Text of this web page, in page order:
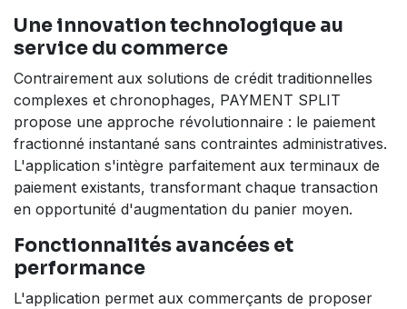
Une innovation technologique au
service du commerce
Contrairement aux solutions de crédit traditionnelles
complexes et chronophages, PAYMENT SPLIT
propose une approche révolutionnaire : le paiement
fractionné instantané sans contraintes administratives.
L'application s'intègre parfaitement aux terminaux de
paiement existants, transformant chaque transaction
en opportunité d'augmentation du panier moyen.
Fonctionnalités avancées et
performance
L'application permet aux commerçants de proposer